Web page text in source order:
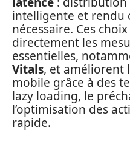
intelligente et rendu
nécessaire. Ces
directement les
essentielles,
Vitals, et améliorent
mobile grâce à des
lazy loading, le
l’optimisation des
rapide.